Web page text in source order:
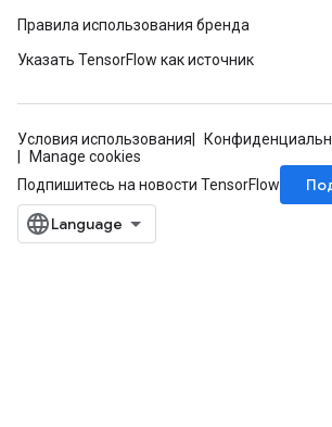
Правила использования бренда
Указать TensorFlow как источник
Условия использования
Manage cookies
Подпишитесь на новости TensorFlow